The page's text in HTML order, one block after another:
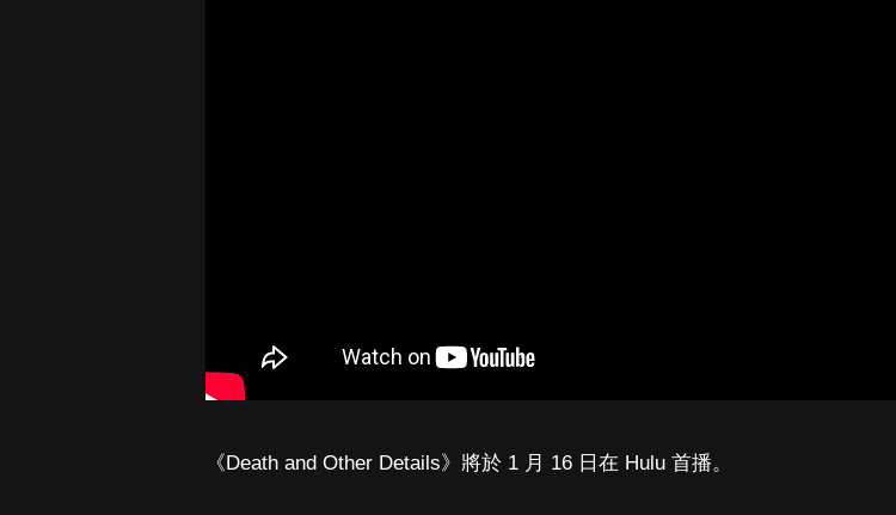
《Death and Other Details》將於 1 月 16 日在 Hulu 首播。